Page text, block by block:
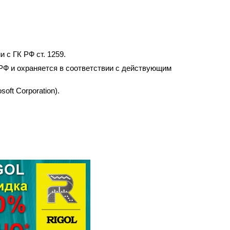
с ГК РФ ст. 1259.
и охраняется в соответствии с действующим
Corporation).